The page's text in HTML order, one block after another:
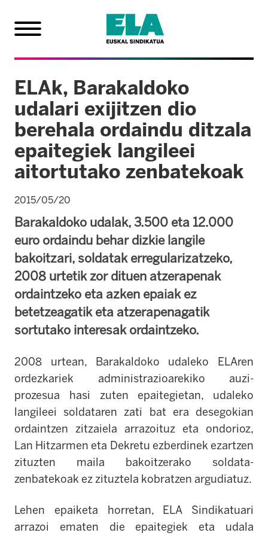
ELAk, Barakaldoko
udalari exijitzen dio
berehala ordaindu ditzala
epaitegiek langileei
aitortutako zenbatekoak
2015/05/20
Barakaldoko udalak, 3.500 eta 12.000
euro ordaindu behar dizkie langile
bakoitzari, soldatak erregularizatzeko,
2008 urtetik zor dituen atzerapenak
ordaintzeko eta azken epaiak ez
betetzeagatik eta atzerapenagatik
sortutako interesak ordaintzeko.
2008 urtean, Barakaldoko udaleko ELAren
ordezkariek administrazioarekiko auzi-
prozesua hasi zuten epaitegietan, udaleko
langileei soldataren zati bat era desegokian
ordaintzen zitzaiela arrazoituz eta ondorioz,
Lan Hitzarmen eta Dekretu ezberdinek ezartzen
zituzten maila bakoitzerako soldata-
zenbatekoak ez zituztela kobratzen argudiatuz.
Lehen epaiketa horretan, ELA Sindikatuari
arrazoi ematen die epaitegiek eta udala